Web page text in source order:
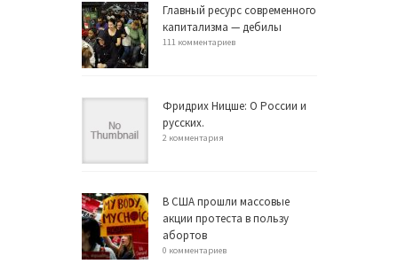
Главный ресурс современного
капитализма — дебилы
111 комментариев
Фридрих Ницше: О России и
русских.
2 комментария
В США прошли массовые
акции протеста в пользу
абортов
0 комментариев